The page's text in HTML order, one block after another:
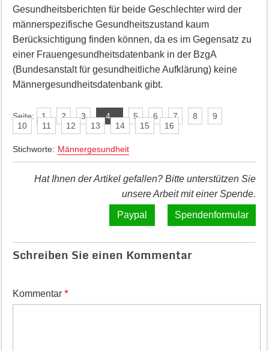
Gesundheitsberichten für beide Geschlechter wird der
männerspezifische Gesundheitszustand kaum
Berücksichtigung finden können, da es im Gegen­satz zu
einer Frauengesundheitsdatenbank in der BzgA
(Bundesanstalt für gesundheitliche Aufklä­rung) keine
Männergesundheitsdatenbank gibt.
Seite: 1 2 3 4 5 6 7 8
9
10
11 12 13 14 15 16
Stichworte: Männergesundheit
Hat Ihnen der Artikel gefallen? Bitte unterstützen Sie
unsere Arbeit mit einer Spende.
Spendenformular
Schreiben Sie einen Kommentar
Kommentar *